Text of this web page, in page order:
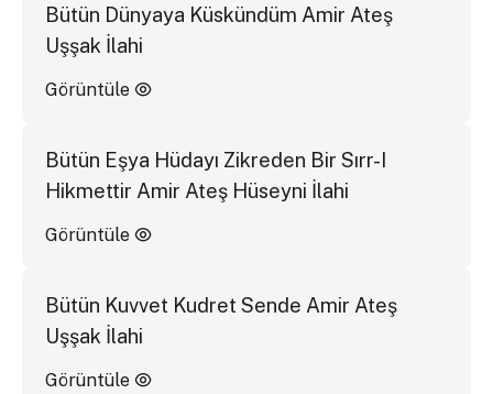
Bütün Dünyaya Küskündüm Amir Ateş
Uşşak İlahi
Görüntüle
Bütün Eşya Hüdayı Zikreden Bir Sırr-I
Hikmettir Amir Ateş Hüseyni İlahi
Görüntüle
Bütün Kuvvet Kudret Sende Amir Ateş
Uşşak İlahi
Görüntüle